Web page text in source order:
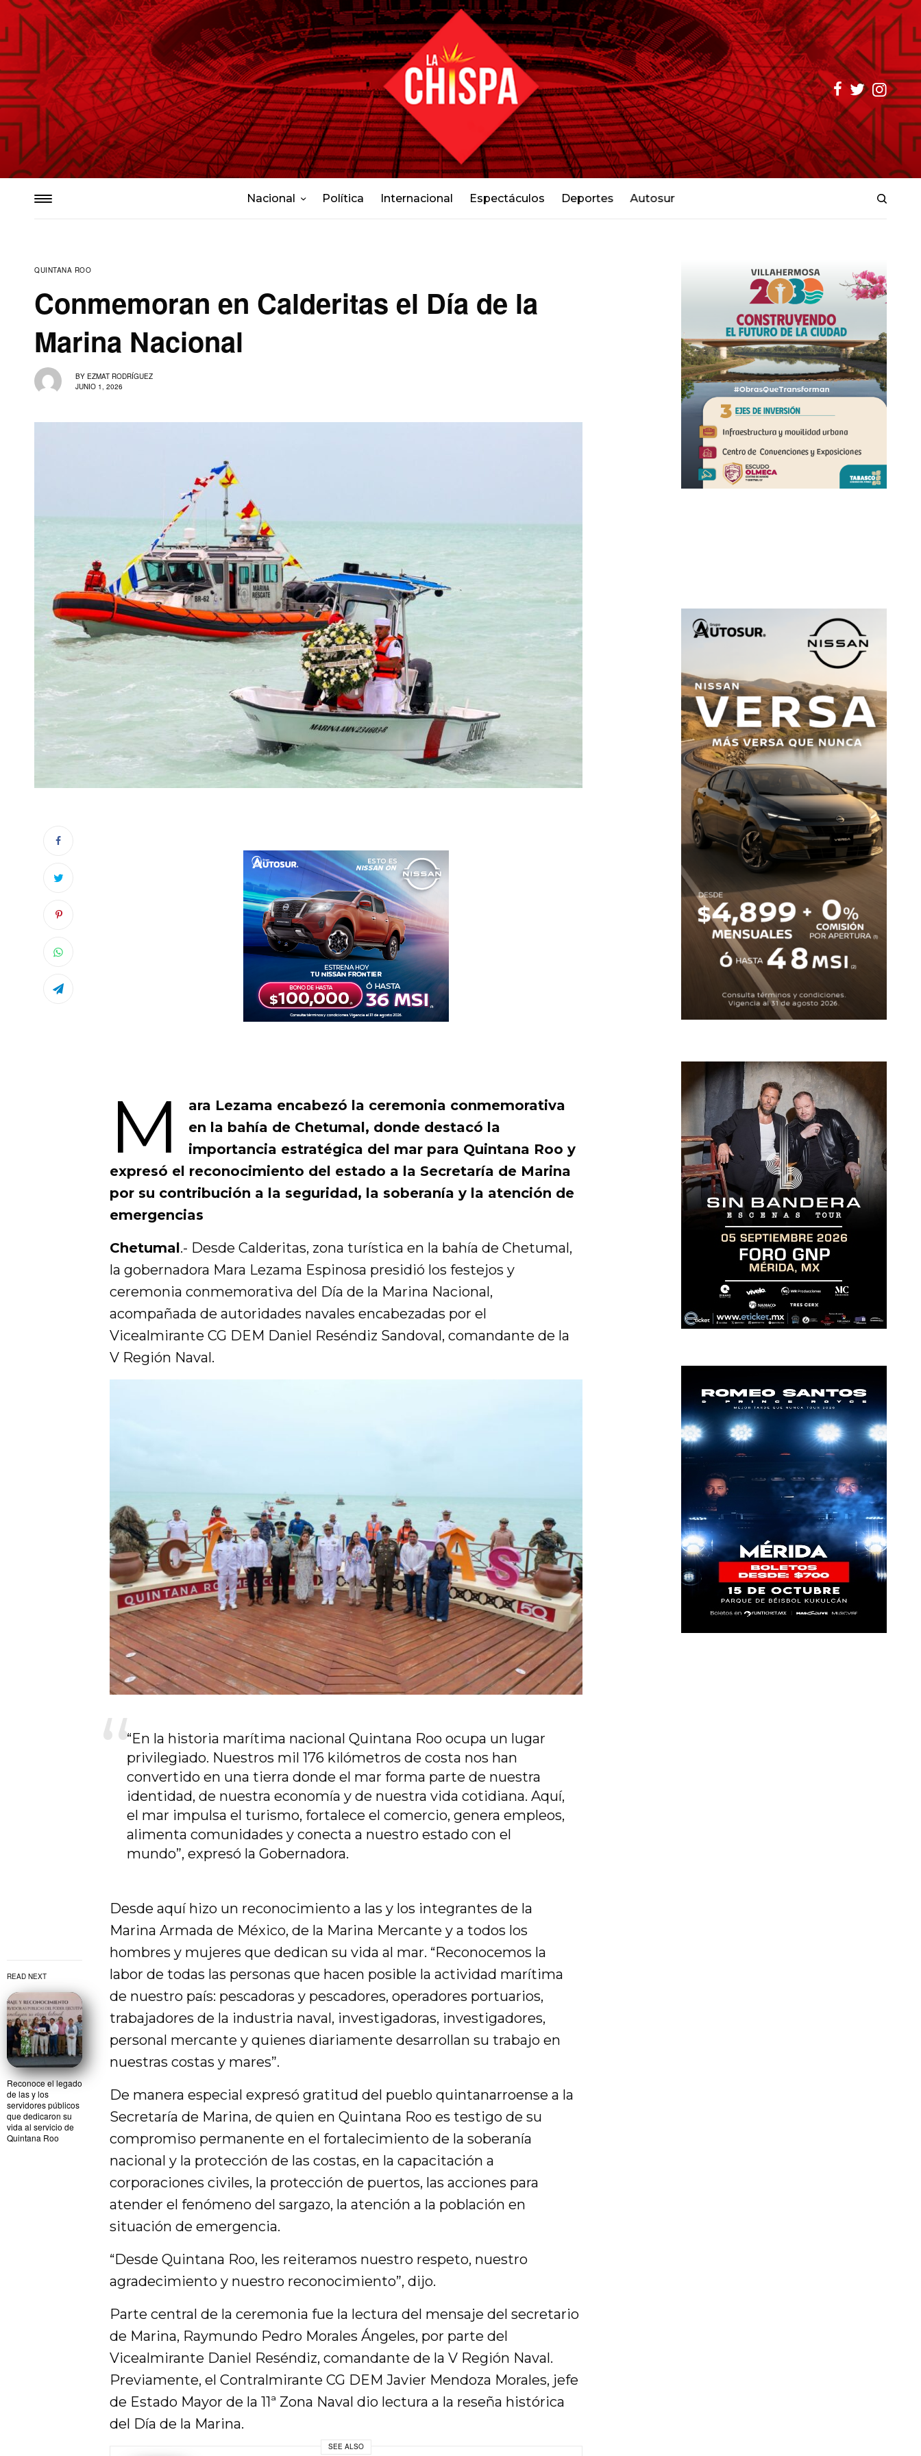
Nacional Política Internacional Espectáculos Deportes Autosur
QUINTANA ROO
Conmemoran en Calderitas el Día de la
Marina Nacional
BY EZMAT RODRÍGUEZ
JUNIO 1, 2026
READ NEXT
Reconoce el legado
de las y los
servidores públicos
que dedicaron su
vida al servicio de
Quintana Roo
M
ara Lezama encabezó la ceremonia conmemorativa
en la bahía de Chetumal, donde destacó la
importancia estratégica del mar para Quintana Roo y
expresó el reconocimiento del estado a la Secretaría de Marina
por su contribución a la seguridad, la soberanía y la atención de
emergencias
Chetumal.- Desde Calderitas, zona turística en la bahía de Chetumal,
la gobernadora Mara Lezama Espinosa presidió los festejos y
ceremonia conmemorativa del Día de la Marina Nacional,
acompañada de autoridades navales encabezadas por el
Vicealmirante CG DEM Daniel Reséndiz Sandoval, comandante de la
V Región Naval.
“En la historia marítima nacional Quintana Roo ocupa un lugar
privilegiado. Nuestros mil 176 kilómetros de costa nos han
convertido en una tierra donde el mar forma parte de nuestra
identidad, de nuestra economía y de nuestra vida cotidiana. Aquí,
el mar impulsa el turismo, fortalece el comercio, genera empleos,
alimenta comunidades y conecta a nuestro estado con el
mundo”, expresó la Gobernadora.
Desde aquí hizo un reconocimiento a las y los integrantes de la
Marina Armada de México, de la Marina Mercante y a todos los
hombres y mujeres que dedican su vida al mar. “Reconocemos la
labor de todas las personas que hacen posible la actividad marítima
de nuestro país: pescadoras y pescadores, operadores portuarios,
trabajadores de la industria naval, investigadoras, investigadores,
personal mercante y quienes diariamente desarrollan su trabajo en
nuestras costas y mares”.
De manera especial expresó gratitud del pueblo quintanarroense a la
Secretaría de Marina, de quien en Quintana Roo es testigo de su
compromiso permanente en el fortalecimiento de la soberanía
nacional y la protección de las costas, en la capacitación a
corporaciones civiles, la protección de puertos, las acciones para
atender el fenómeno del sargazo, la atención a la población en
situación de emergencia.
“Desde Quintana Roo, les reiteramos nuestro respeto, nuestro
agradecimiento y nuestro reconocimiento”, dijo.
Parte central de la ceremonia fue la lectura del mensaje del secretario
de Marina, Raymundo Pedro Morales Ángeles, por parte del
Vicealmirante Daniel Reséndiz, comandante de la V Región Naval.
Previamente, el Contralmirante CG DEM Javier Mendoza Morales, jefe
de Estado Mayor de la 11ª Zona Naval dio lectura a la reseña histórica
del Día de la Marina.
SEE ALSO